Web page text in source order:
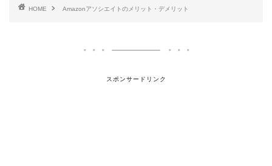
HOME Amazonアソシエイトのメリット・デメリット
スポンサードリンク